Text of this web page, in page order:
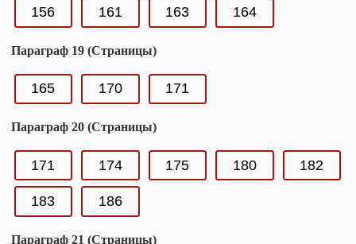
156 161 163 164
Параграф 19 (Страницы)
165 170 171
Параграф 20 (Страницы)
171 174 175 180 182
183 186
Параграф 21 (Страницы)